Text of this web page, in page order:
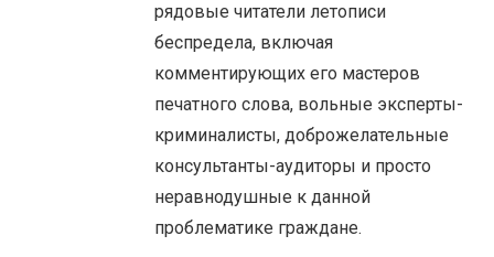
рядовые читатели летописи
беспредела, включая
комментирующих его мастеров
печатного слова, вольные эксперты-
криминалисты, доброжелательные
консультанты-аудиторы и просто
неравнодушные к данной
проблематике граждане.